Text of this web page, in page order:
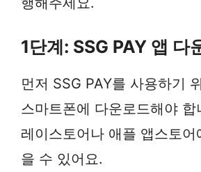
1단계: SSG PAY 앱 다
먼저 SSG PAY를 사용하기
스마트폰에 다운로드해야 합
레이스토어나 애플 앱스토
을 수 있어요.